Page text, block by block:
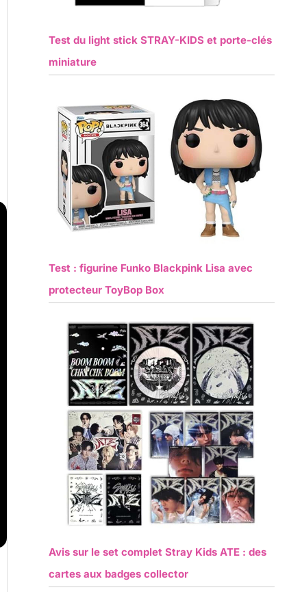
Test du light stick STRAY-KIDS et porte-clés
miniature
Test : figurine Funko Blackpink Lisa avec
protecteur ToyBop Box
Avis sur le set complet Stray Kids ATE : des
cartes aux badges collector